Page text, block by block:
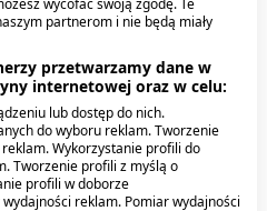
Sudocrem Expert, krem
barierowy, 125 g
partnerom i nie będą miały
przetwarzamy dane w
internetowej oraz w celu:
lub dostęp do nich.
do wyboru reklam. Tworzenie
Wykorzystanie profili do
Tworzenie profili z myślą o
profili w doborze
reklam. Pomiar wydajności